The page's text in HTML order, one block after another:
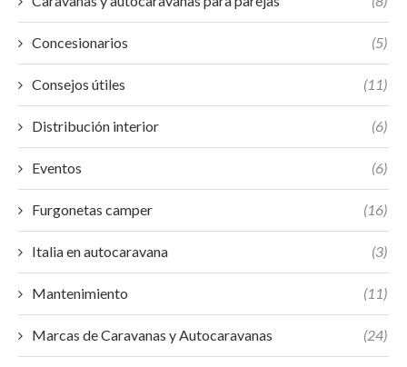
Concesionarios (5)
Consejos útiles (11)
Distribución interior (6)
Eventos (6)
Furgonetas camper (16)
Italia en autocaravana (3)
Mantenimiento (11)
Marcas de Caravanas y Autocaravanas (24)